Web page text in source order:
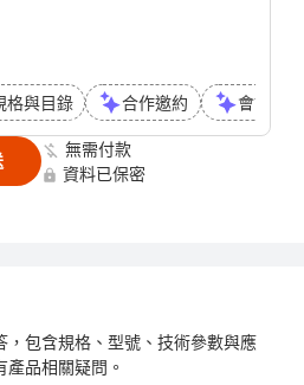
格與目錄 合作邀約 會議或
無需付款
資料已保密
，包含規格、型號、技術參數與應
品相關疑問。